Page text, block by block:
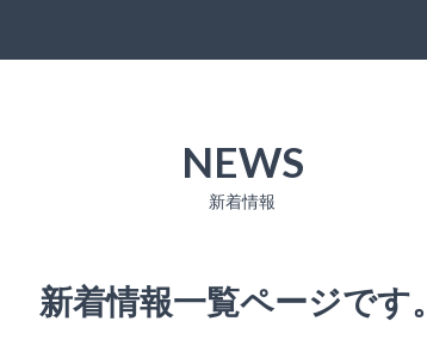
NEWS
新着情報
新着情報一覧ページです。